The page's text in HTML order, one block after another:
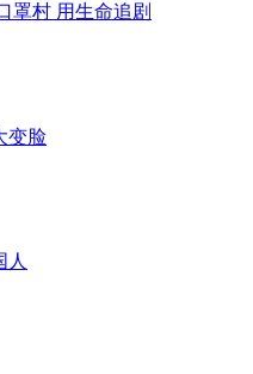
罩村 用生命追剧
变脸
人